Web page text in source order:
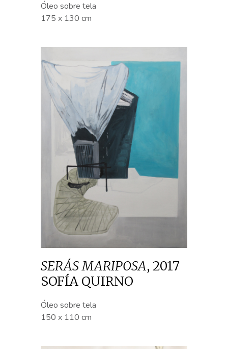
Óleo sobre tela
175 x 130 cm
SERÁS MARIPOSA, 2017
SOFÍA QUIRNO
Óleo sobre tela
150 x 110 cm